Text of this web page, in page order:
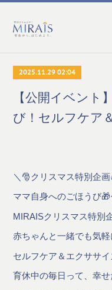
2025.11.29 02:04
【公開イベント
び！セルフケア
＼🎅クリスマス特別企画
ママ自身へのごほうび
MIRAISクリスマス特別
赤ちゃんと一緒でも気軽
セルフケア＆エクササ
育休中の毎日って、幸